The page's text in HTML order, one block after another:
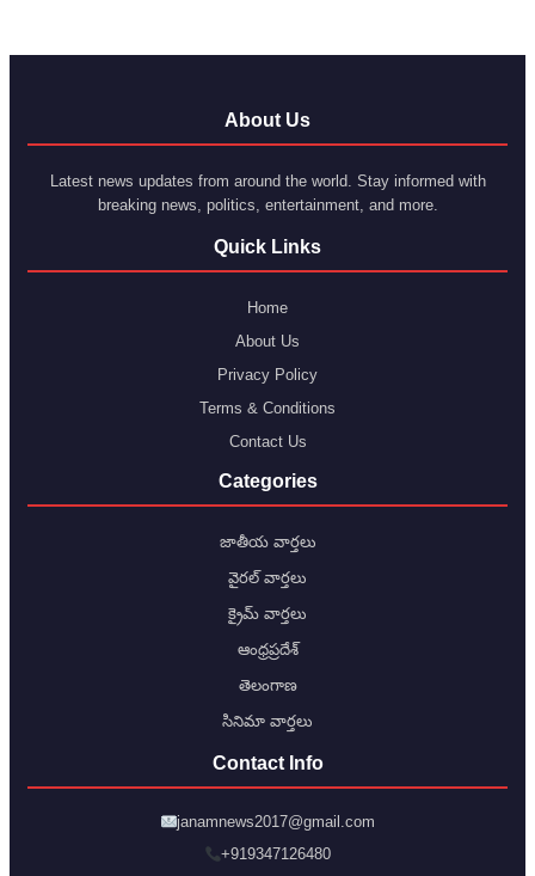
About Us
Latest news updates from around the world. Stay informed with
breaking news, politics, entertainment, and more.
Quick Links
Home
About Us
Privacy Policy
Terms & Conditions
Contact Us
Categories
జాతీయ వార్తలు
వైరల్ వార్తలు
క్రైమ్ వార్తలు
ఆంధ్రప్రదేశ్
తెలంగాణ
సినిమా వార్తలు
Contact Info
janamnews2017@gmail.com
+919347126480